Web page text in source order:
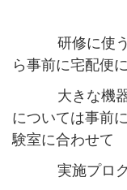
研修に使う器
ら事前に宅配便
大きな機器（
については事前
験室に合わせて
実施プログラ